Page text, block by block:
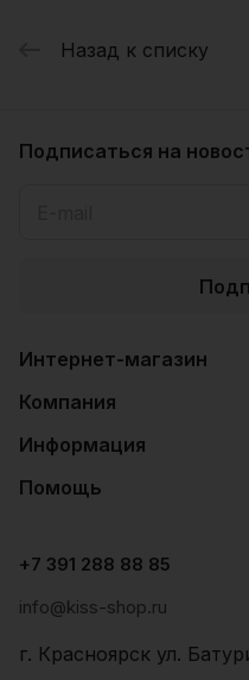
Назад к списку
Подписаться на
Интернет-магазин
Компания
Информация
Помощь
+7 391 288 88 85
info@kiss-shop.ru
г. Красноярск ул.